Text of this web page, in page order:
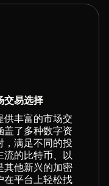
交易选择
供丰富的市场交
盖了多种数字资
，满足不同的投
流的比特币、以
其他新兴的加密
在平台上轻松找